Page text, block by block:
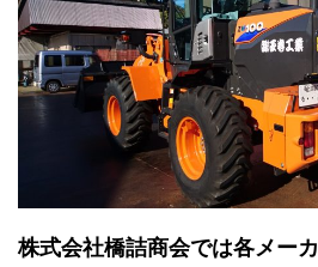
株式会社橋詰商会では各メー